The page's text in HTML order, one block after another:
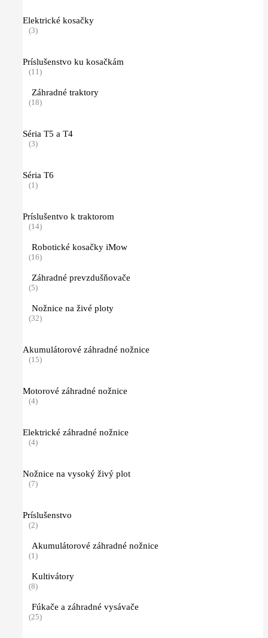
Elektrické kosačky
(3)
Príslušenstvo ku kosačkám
(11)
Záhradné traktory
(18)
Séria T5 a T4
(3)
Séria T6
(1)
Príslušentvo k traktorom
(14)
Robotické kosačky iMow
(16)
Záhradné prevzdušňovače
(5)
Nožnice na živé ploty
(32)
Akumulátorové záhradné nožnice
(15)
Motorové záhradné nožnice
(4)
Elektrické záhradné nožnice
(4)
Nožnice na vysoký živý plot
(7)
Príslušenstvo
(2)
Akumulátorové záhradné nožnice
(1)
Kultivátory
(8)
Fúkače a záhradné vysávače
(25)